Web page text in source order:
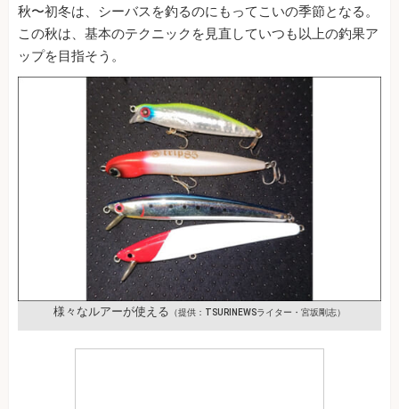
秋〜初冬は、シーバスを釣るのにもってこいの季節となる。
この秋は、基本のテクニックを見直していつも以上の釣果ア
ップを目指そう。
様々なルアーが使える （提供：TSURINEWSライター・宮坂剛志）